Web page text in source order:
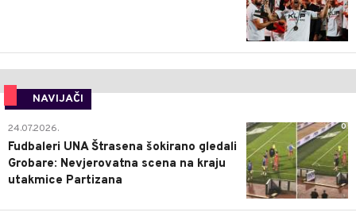
NAVIJAČI
0
24.07.2026.
Fudbaleri UNA Štrasena šokirano gledali
Grobare: Nevjerovatna scena na kraju
utakmice Partizana